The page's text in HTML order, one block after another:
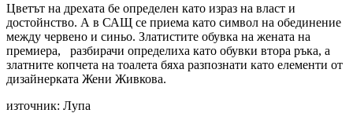
Цветът на дрехата бе определен като израз на власт и
достойнство. А в САЩ се приема като символ на обединение
между червено и синьо. Златистите обувка на жената на
премиера, разбирачи определиха като обувки втора ръка, а
златните копчета на тоалета бяха разпознати като елементи от
дизайнерката Жени Живкова.
източник: Лупа